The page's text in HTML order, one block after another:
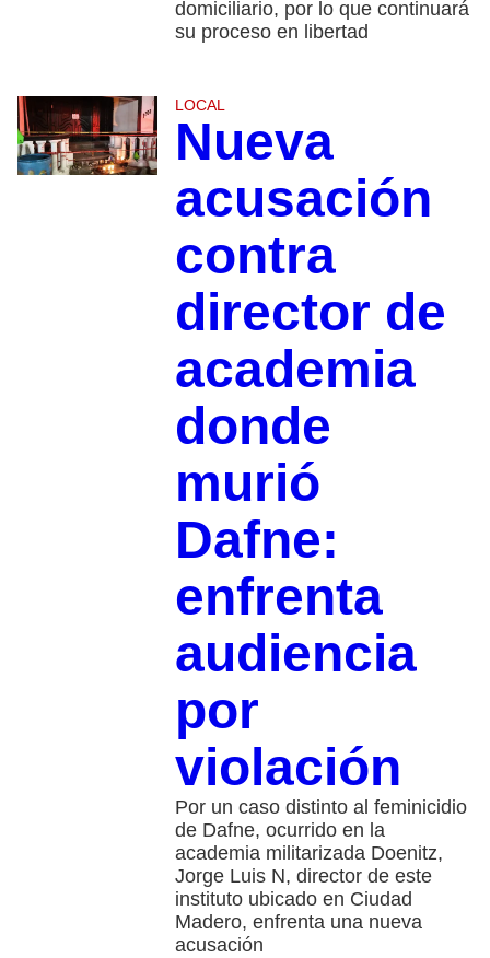
domiciliario, por lo que continuará
su proceso en libertad
LOCAL
Nueva
acusación
contra
director de
academia
donde
murió
Dafne:
enfrenta
audiencia
por
violación
Por un caso distinto al feminicidio
de Dafne, ocurrido en la
academia militarizada Doenitz,
Jorge Luis N, director de este
instituto ubicado en Ciudad
Madero, enfrenta una nueva
acusación